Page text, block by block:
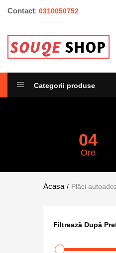
Contact: 0310050752
Categorii produse
04
Ore
Plăci
Filtrează După